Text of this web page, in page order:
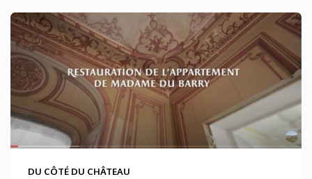
DU CÔTÉ DU CHÂTEAU